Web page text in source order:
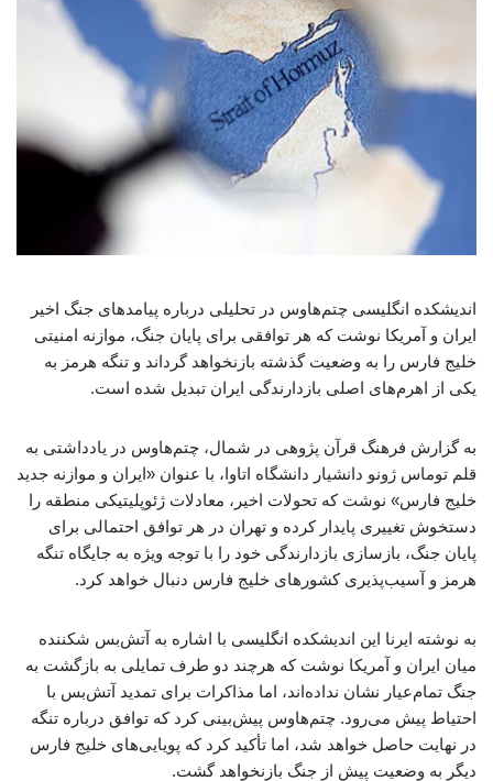
اندیشکده انگلیسی چتم‌هاوس در تحلیلی درباره پیامدهای جنگ اخیر
ایران و آمریکا نوشت که هر توافقی برای پایان جنگ، موازنه امنیتی
خلیج فارس را به وضعیت گذشته بازنخواهد گرداند و تنگه هرمز به
یکی از اهرم‌های اصلی بازدارندگی ایران تبدیل شده است.
به گزارش فرهنگ قرآن پژوهی در شمال، چتم‌هاوس در یادداشتی به
قلم توماس ژونو دانشیار دانشگاه اتاوا، با عنوان «ایران و موازنه جدید
خلیج فارس» نوشت که تحولات اخیر، معادلات ژئوپلیتیکی منطقه را
دستخوش تغییری پایدار کرده و تهران در هر توافق احتمالی برای
پایان جنگ، بازسازی بازدارندگی خود را با توجه ویژه به جایگاه تنگه
هرمز و آسیب‌پذیری کشورهای خلیج فارس دنبال خواهد کرد.
به نوشته ایرنا این اندیشکده انگلیسی با اشاره به آتش‌بس شکننده
میان ایران و آمریکا نوشت که هرچند دو طرف تمایلی به بازگشت به
جنگ تمام‌عیار نشان نداده‌اند، اما مذاکرات برای تمدید آتش‌بس با
احتیاط پیش می‌رود. چتم‌هاوس پیش‌بینی کرد که توافق درباره تنگه
در نهایت حاصل خواهد شد، اما تأکید کرد که پویایی‌های خلیج فارس
دیگر به وضعیت پیش از جنگ بازنخواهد گشت.